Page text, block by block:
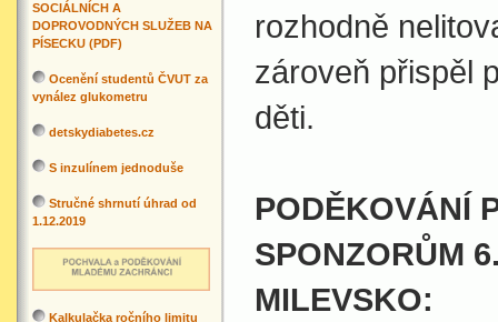
SOCIÁLNÍCH A
DOPROVODNÝCH SLUŽEB NA
PÍSECKU (PDF)
Ocenění studentů ČVUT za
vynález glukometru
detskydiabetes.cz
S inzulínem jednoduše
Stručné shrnutí úhrad od
1.12.2019
Kalkulačka ročního limitu
rozhodně
zároveň přispěl
děti.
PODĚKOVÁNÍ
SPONZORŮM
MILEVSKO: